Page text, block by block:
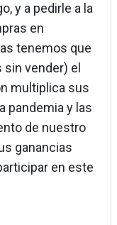
y a pedirle a la
en
tenemos que
vender) el
multiplica sus
pandemia y las
de nuestro
ganancias
en este